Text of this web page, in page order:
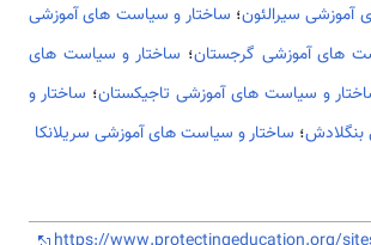
آموزشی سیرالئون؛ ساختار و سیاست های آموزشی
های آموزشی گرجستان؛ ساختار و سیاست های
و سیاست های آموزشی تاجیکستان؛ ساختار و
؛ ساختار و سیاست های آموزشی سریلانکا